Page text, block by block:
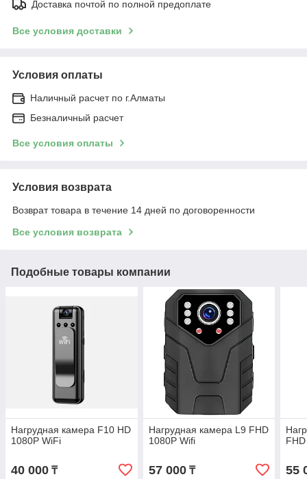
Доставка почтой по полной предоплате
Все условия доставки
Условия оплаты
Наличный расчет по г.Алматы
Безналичный расчет
Все условия оплаты
Условия возврата
Возврат товара в течение 14 дней по договоренности
Все условия возврата
Подобные товары компании
Нагрудная камера F10 HD
1080P WiFi
40 000 ₸
Нагрудная камера L9 FHD
1080P Wifi
57 000₸ 55